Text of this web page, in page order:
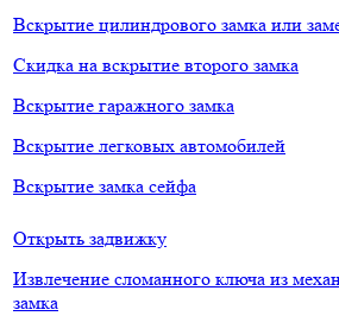
Вскрытие цилиндрового замка или
Скидка на вскрытие второго замка
Вскрытие гаражного замка
Вскрытие легковых автомобилей
Вскрытие замка сейфа
Открыть задвижку
Извлечение сломанного ключа из
замка